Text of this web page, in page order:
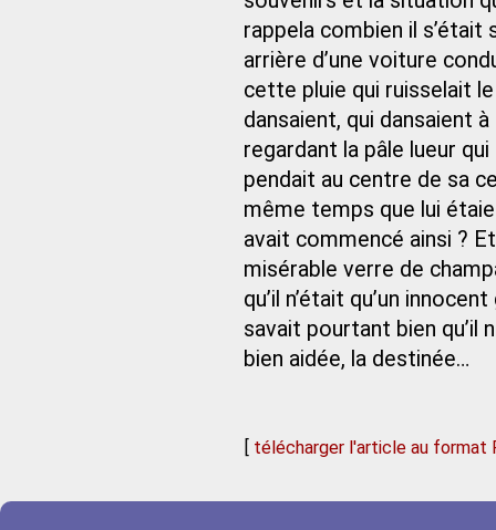
rappela combien il s’était
arrière d’une voiture
cette pluie qui ruisselait
dansaient, qui dansaient
regardant la pâle lueur
pendait au centre de sa
même temps que lui
avait commencé ainsi ?
misérable verre de
qu’il n’était qu’un
savait pourtant bien qu’il
bien aidée, la destinée…
[ télécharger l'article au format